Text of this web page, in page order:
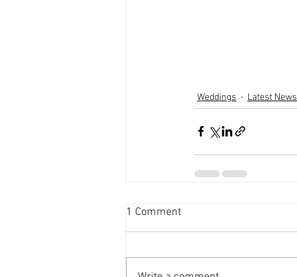
Weddings Latest News
1 Comment